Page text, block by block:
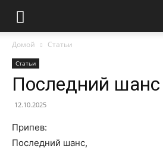
Домой Статьи
Статьи
Последний шанс
12.10.2025
Припев:
Последний шанс,